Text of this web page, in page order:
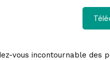
vous incontournable des